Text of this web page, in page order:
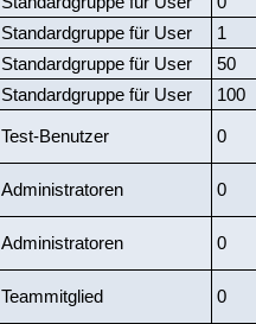
Standardgruppe für User
1
Standardgruppe für User
50
Standardgruppe für User
100
Test-Benutzer 0
Administratoren 0
Administratoren 0
Teammitglied 0